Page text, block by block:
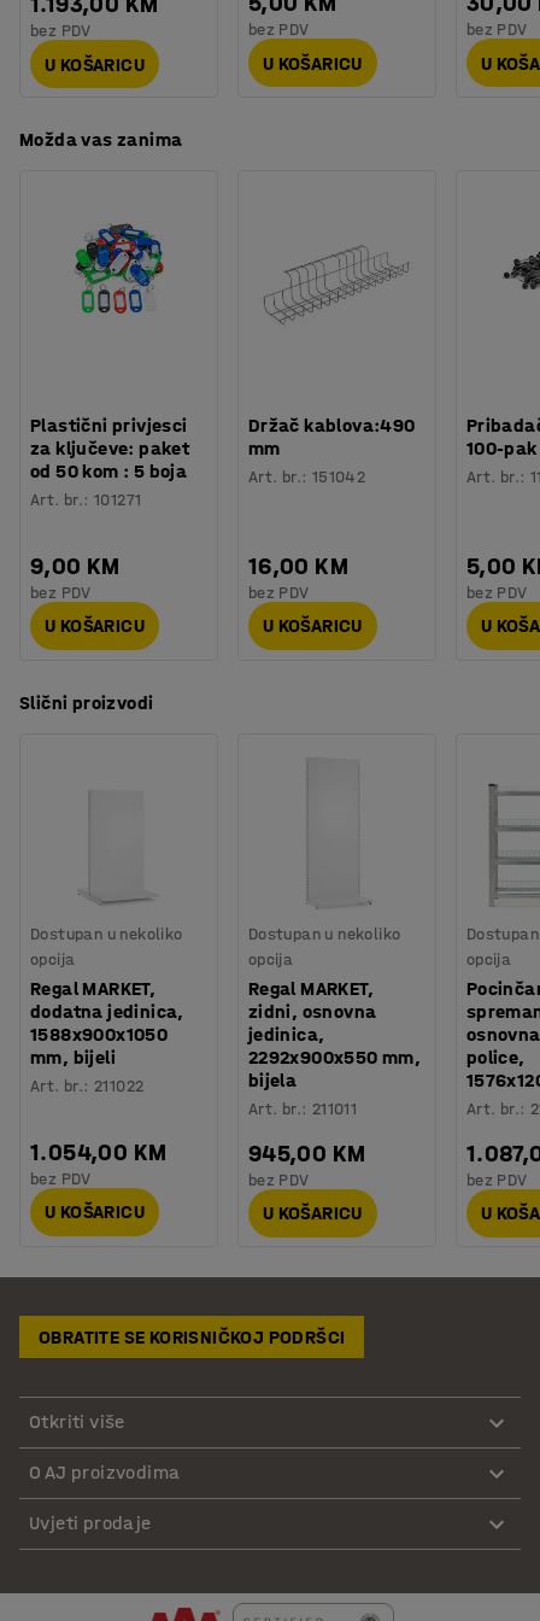
jedinice.
bez PDV
U KOŠARICU
bez PDV
U KOŠARICU
bez PDV
U
Možda vas zanima
Plastični privjesci
za ključeve: paket
od 50 kom : 5 boja
Art. br.:101271
9,00 KM
bez PDV
U KOŠARICU
Držač kablova:490
mm
Art. br.: 151042
16,00 KM
bez PDV
U KOŠARICU
100-pak
Art. br.:
5,00
bez PDV
U
Slični proizvodi
Dostupan u nekoliko
opcija
Regal MARKET,
dodatna jedinica,
1588x900x1050
mm, bijeli
Art. br.: 211022
1.054,00 KM
bez PDV
U KOŠARICU
Dostupan u nekoliko
opcija
Regal MARKET,
zidni, osnovna
jedinica,
2292x900x550 mm,
bijela
Art. br.: 211011
945,00 KM
bez PDV
U KOŠARICU
opcija
police,
Art. br.:
bez PDV
U
OBRATITE SE KORISNIČKOJ PODRŠCI
Otkriti više
O AJ proizvodima
Uvjeti prodaje